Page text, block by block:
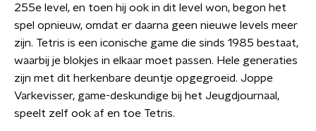
255e level, en toen hij ook in dit level won, begon het
spel opnieuw, omdat er daarna geen nieuwe levels meer
zijn. Tetris is een iconische game die sinds 1985 bestaat,
waarbij je blokjes in elkaar moet passen. Hele generaties
zijn met dit herkenbare deuntje opgegroeid. Joppe
Varkevisser, game-deskundige bij het Jeugdjournaal,
speelt zelf ook af en toe Tetris.